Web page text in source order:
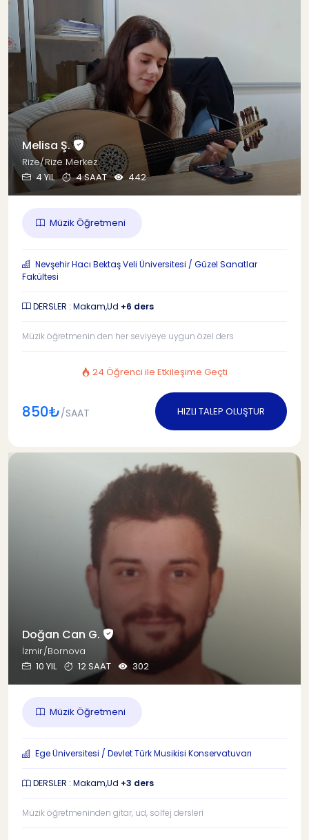
Melisa Ş.
Rize/Rize Merkez
4 YIL
4 SAAT 442
Müzik Öğretmeni
Nevşehir Hacı Bektaş Veli Üniversitesi / Güzel Sanatlar
Fakültesi
DERSLER : Makam,Ud +6 ders
Müzik öğretmenin den her seviyeye uygun özel ders
24 Öğrenci ile Etkileşime Geçti
850₺/SAAT HIZLI TALEP OLUŞTUR
Doğan Can G.
İzmir/Bornova
10 YIL
12 SAAT 302
Müzik Öğretmeni
Ege Üniversitesi / Devlet Türk Musikisi Konservatuvarı
DERSLER : Makam,Ud +3 ders
Müzik öğretmeninden gitar, ud, solfej dersleri